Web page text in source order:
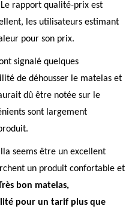
rapport qualité-prix est
les utilisateurs estimant
pour son prix.
signalé quelques
de déhousser le matelas et
dû être notée sur le
sont largement
seems être un excellent
un produit confortable et
bon matelas,
pour un tarif plus que